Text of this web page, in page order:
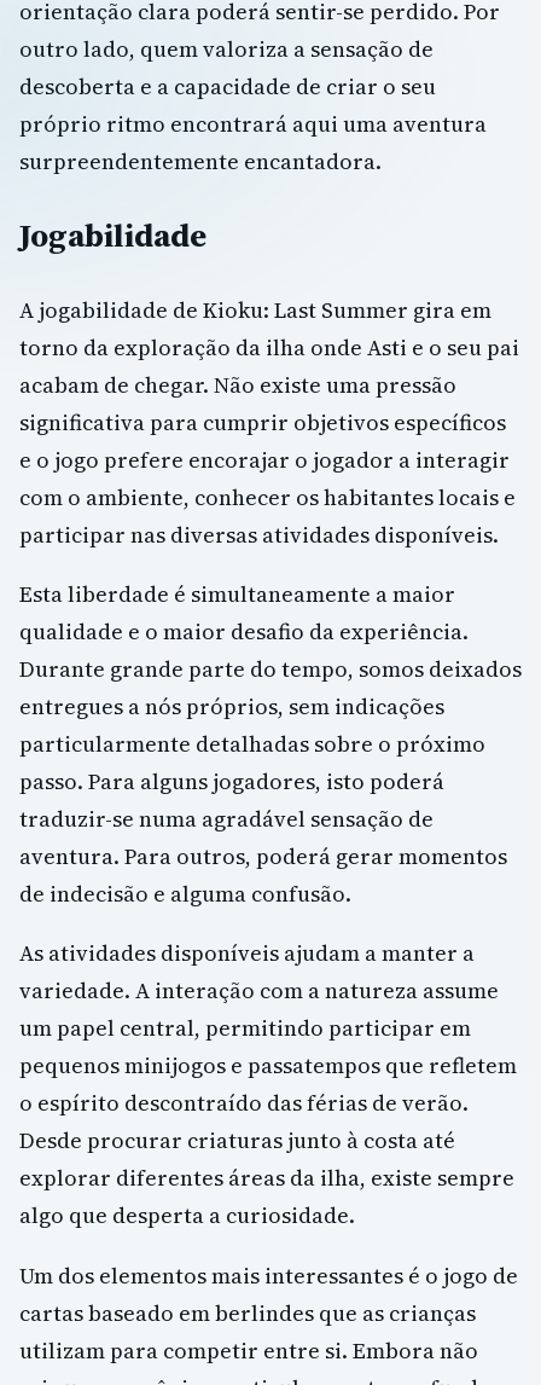
orientação clara poderá sentir-se perdido. Por
outro lado, quem valoriza a sensação de
descoberta e a capacidade de criar o seu
próprio ritmo encontrará aqui uma aventura
surpreendentemente encantadora.
Jogabilidade
A jogabilidade de Kioku: Last Summer gira em
torno da exploração da ilha onde Asti e o seu pai
acabam de chegar. Não existe uma pressão
significativa para cumprir objetivos específicos
e o jogo prefere encorajar o jogador a interagir
com o ambiente, conhecer os habitantes locais e
participar nas diversas atividades disponíveis.
Esta liberdade é simultaneamente a maior
qualidade e o maior desafio da experiência.
Durante grande parte do tempo, somos deixados
entregues a nós próprios, sem indicações
particularmente detalhadas sobre o próximo
passo. Para alguns jogadores, isto poderá
traduzir-se numa agradável sensação de
aventura. Para outros, poderá gerar momentos
de indecisão e alguma confusão.
As atividades disponíveis ajudam a manter a
variedade. A interação com a natureza assume
um papel central, permitindo participar em
pequenos minijogos e passatempos que refletem
o espírito descontraído das férias de verão.
Desde procurar criaturas junto à costa até
explorar diferentes áreas da ilha, existe sempre
algo que desperta a curiosidade.
Um dos elementos mais interessantes é o jogo de
cartas baseado em berlindes que as crianças
utilizam para competir entre si. Embora não